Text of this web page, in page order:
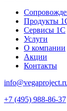
Продукты
Сервисы 1С
Услуги
О компании
Акции
Контакты
+7 (495) 988-86-37